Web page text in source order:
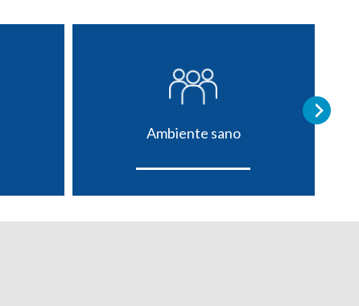
Ambiente sano